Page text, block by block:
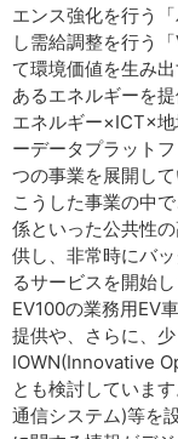
エンス強化を行う
し需給調整を行う
て環境価値を生み
あるエネルギーを
エネルギー×ICT×
ーデータプラット
つの事業を展開して
こうした事業の中
係といった公共性
供し、非常時にバ
るサービスを開始
EV100の業務用EV
提供や、さらに、
IOWN(Innovative
とも検討していま
通信システム)等を